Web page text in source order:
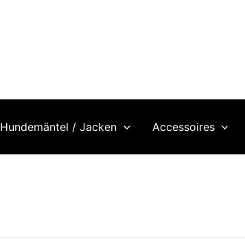
Hundemäntel / Jacken Accessoires